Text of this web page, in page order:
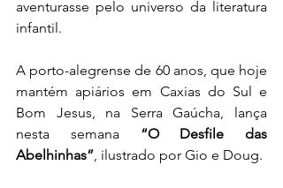
aventurasse pelo universo da literatura
infantil.
A porto-alegrense de 60 anos, que hoje
mantém apiários em Caxias do Sul e
Bom Jesus, na Serra Gaúcha, lança
nesta semana “O Desfile das
Abelhinhas”, ilustrado por Gio e Doug.